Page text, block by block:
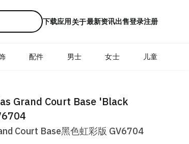
下载应用关于最新资讯出售登录注册
配件 男士 女士 儿童
Grand Court Base 'Black
Court Base黑色虹彩版 GV6704